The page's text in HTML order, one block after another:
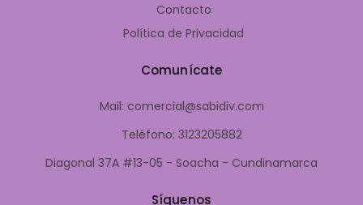
Contacto
Política de Privacidad
Comunícate
Mail: comercial@sabidiv.com
Teléfono: 3123205882
Diagonal 37A #13-05 - Soacha - Cundinamarca
Síguenos